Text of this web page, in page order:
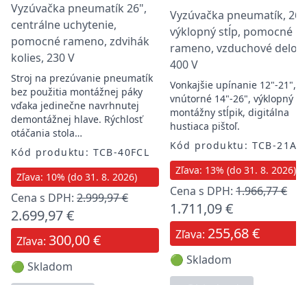
Vyzúvačka pneumatík 26",
centrálne uchytenie,
pomocné rameno, zdvihák
kolies, 230 V
Stroj na prezúvanie pneumatík
bez použitia montážnej páky
vďaka jedinečne navrhnutej
demontážnej hlave. Rýchlosť
otáčania stola…
Kód produktu: TCB-40FCL
Zľava: 10% (do 31. 8. 2026)
Cena s DPH: 2.999,97 €
2.699,97 €
Zľava: 300,00 €
🟢 Skladom
Vyzúvačka pneumatík,
výklopný stĺp, pomocné
rameno, vzduchové delo,
400 V
Vonkajšie upínanie 12"-21",
vnútorné 14"-26", výklopný
montážny stĺpik, digitálna
hustiaca pištoľ.
Kód produktu: TCB-21A
Zľava: 13% (do 31. 8. 2026)
Cena s DPH: 1.966,77 €
1.711,09 €
Zľava: 255,68 €
🟢 Skladom